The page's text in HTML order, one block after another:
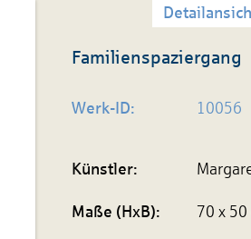
Familienspaziergang
Werk-ID: 10056
Künstler:
Maße (HxB): 70 x 50